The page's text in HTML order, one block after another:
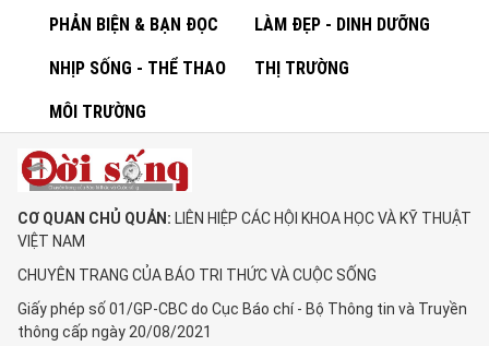
PHẢN BIỆN & BẠN ĐỌC LÀM ĐẸP - DINH DƯỠNG
NHỊP SỐNG - THỂ THAO THỊ TRƯỜNG
MÔI TRƯỜNG
CƠ QUAN CHỦ QUẢN: LIÊN HIỆP CÁC HỘI KHOA HỌC VÀ KỸ THUẬT
VIỆT NAM
CHUYÊN TRANG CỦA BÁO TRI THỨC VÀ CUỘC SỐNG
Giấy phép số 01/GP-CBC do Cục Báo chí - Bộ Thông tin và Truyền
thông cấp ngày 20/08/2021